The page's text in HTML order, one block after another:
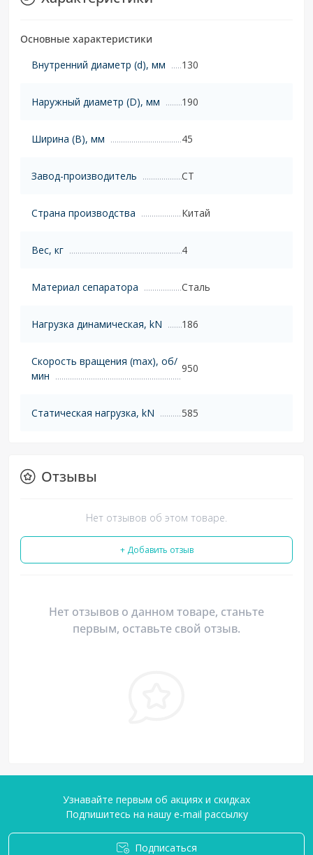
Основные характеристики
Внутренний диаметр (d), мм
130
Наружный диаметр (D), мм 190
Ширина (B), мм 45
Завод-производитель CT
Страна производства Китай
Вес, кг 4
Материал сепаратора Сталь
Нагрузка динамическая, kN 186
Скорость вращения (max), об/
мин
950
Статическая нагрузка, kN 585
Отзывы
Нет отзывов об этом товаре.
+ Добавить отзыв
Нет отзывов о данном товаре, станьте
первым, оставьте свой отзыв.
Узнавайте первым об акциях и скидках
Подпишитесь на нашу e-mail рассылку
Подписаться